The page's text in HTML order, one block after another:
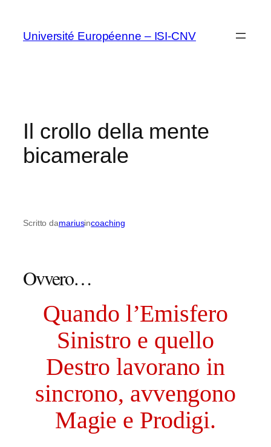
contenuto
Université Européenne – ISI-CNV
Il crollo della mente
bicamerale
Scritto damariusincoaching
Ovvero…
Quando l’Emisfero
Sinistro e quello
Destro lavorano in
sincrono, avvengono
Magie e Prodigi.